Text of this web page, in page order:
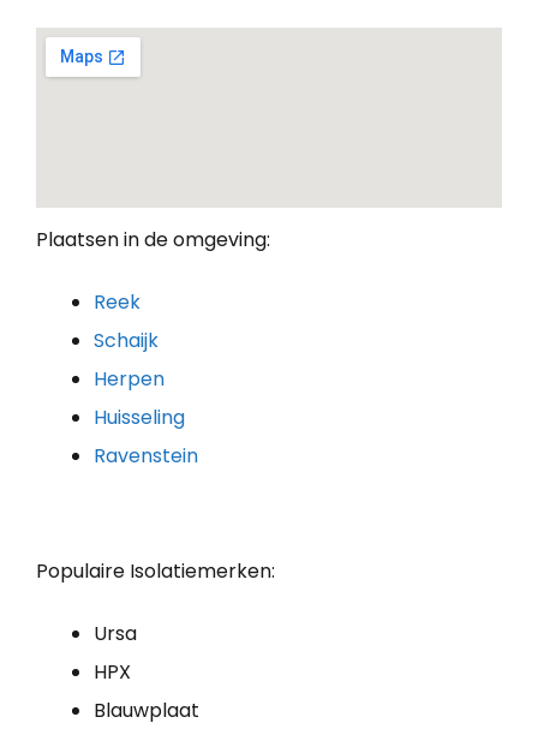
Plaatsen in de omgeving:
Reek
Schaijk
Herpen
Huisseling
Ravenstein
Populaire Isolatiemerken:
Ursa
HPX
Blauwplaat